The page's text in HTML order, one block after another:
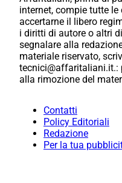
internet, compie tutte
accertarne il libero
i diritti di autore o altri
segnalare alla
materiale riservato,
tecnici@affaritaliani.it.:
alla rimozione del
Contatti
Policy Editoriali
Redazione
Per la tua